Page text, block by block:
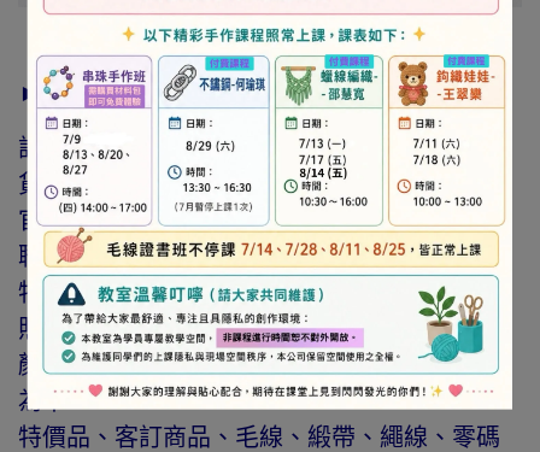
► 注意事項
訂購前請詳閱「線上訂購流程說明」及「退換
貨需知」，謝謝。
官網與門市同步銷售，如遇缺貨會由專人與您
聯繫。
特價商品，會員不再提供折扣優惠。
照片因拍攝光線與螢幕色差而有所差異，實際
顏色與網路呈現略有不同，將以實際出貨商品
為準。
特價品、客訂商品、毛線、緞帶、繩線、零碼